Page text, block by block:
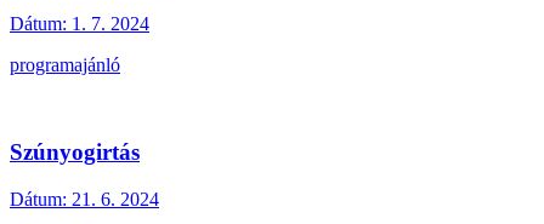
Dátum: 1. 7. 2024
programajánló
Szúnyogirtás
Dátum: 21. 6. 2024